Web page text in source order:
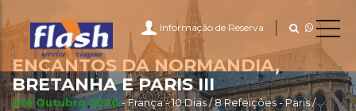
Informação de Reserva
ENCANTOS DA NORMANDIA,
BRETANHA E PARIS III
Até Outubro 2026- França - 10 Dias / 8 Refeições - Paris /